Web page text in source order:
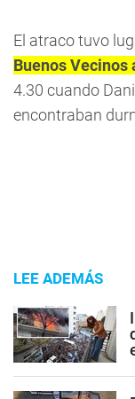
El atraco tuvo
Buenos Vecinos
4.30 cuando
encontraban
LEE ADEMÁS